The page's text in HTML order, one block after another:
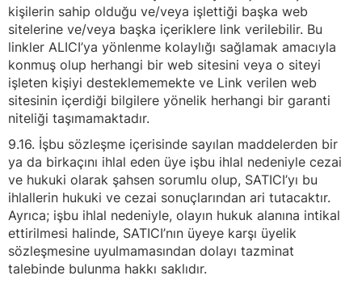
kişilerin sahip olduğu ve/veya işlettiği başka web
sitelerine ve/veya başka içeriklere link verilebilir. Bu
linkler ALICI’ya yönlenme kolaylığı sağlamak amacıyla
konmuş olup herhangi bir web sitesini veya o siteyi
işleten kişiyi desteklememekte ve Link verilen web
sitesinin içerdiği bilgilere yönelik herhangi bir garanti
niteliği taşımamaktadır.
9.16. İşbu sözleşme içerisinde sayılan maddelerden bir
ya da birkaçını ihlal eden üye işbu ihlal nedeniyle cezai
ve hukuki olarak şahsen sorumlu olup, SATICI’yı bu
ihlallerin hukuki ve cezai sonuçlarından ari tutacaktır.
Ayrıca; işbu ihlal nedeniyle, olayın hukuk alanına intikal
ettirilmesi halinde, SATICI’nın üyeye karşı üyelik
sözleşmesine uyulmamasından dolayı tazminat
talebinde bulunma hakkı saklıdır.